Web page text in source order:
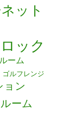
ット
ック
ーム
ゴルフレンジ
ョン
ーム